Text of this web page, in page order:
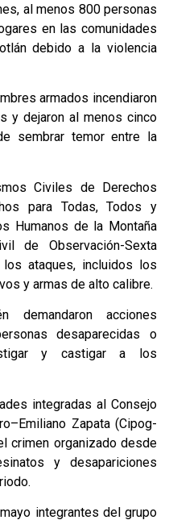
al menos 800 personas
en las comunidades
debido a la violencia
armados incendiaron
y dejaron al menos cinco
sembrar temor entre la
Civiles de Derechos
para Todas, Todos y
Humanos de la Montaña
de Observación-Sexta
ataques, incluidos los
y armas de alto calibre.
demandaron acciones
desaparecidas o
y castigar a los
integradas al Consejo
Zapata (Cipog-
crimen organizado desde
y desapariciones
integrantes del grupo